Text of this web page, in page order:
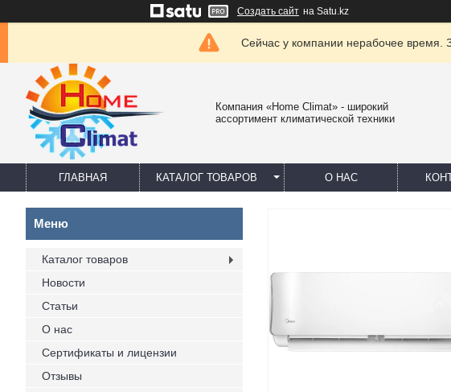
Создать сайт на Satu.kz
Сейчас у компании нерабочее время.
Компания «Home Climat» - широкий
ассортимент климатической техники
ГЛАВНАЯ КАТАЛОГ ТОВАРОВ О НАС
Каталог товаров
Новости
Статьи
О нас
Сертификаты и лицензии
Отзывы